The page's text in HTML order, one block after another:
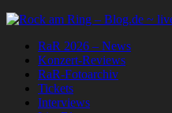
RaR 2026 – News
Konzert-Reviews
RaR-Fotoarchiv
Tickets
Interviews